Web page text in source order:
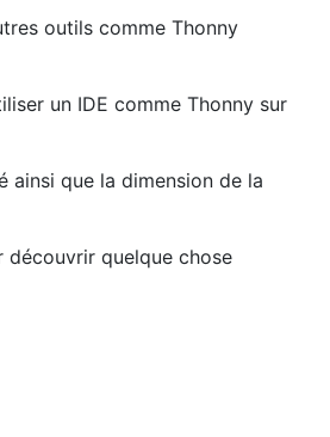
outils comme Thonny
un IDE comme Thonny sur
ainsi que la dimension de la
découvrir quelque chose